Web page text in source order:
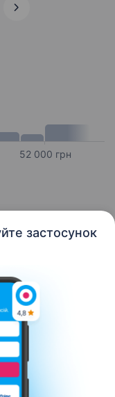
застосунок
52 000 грн